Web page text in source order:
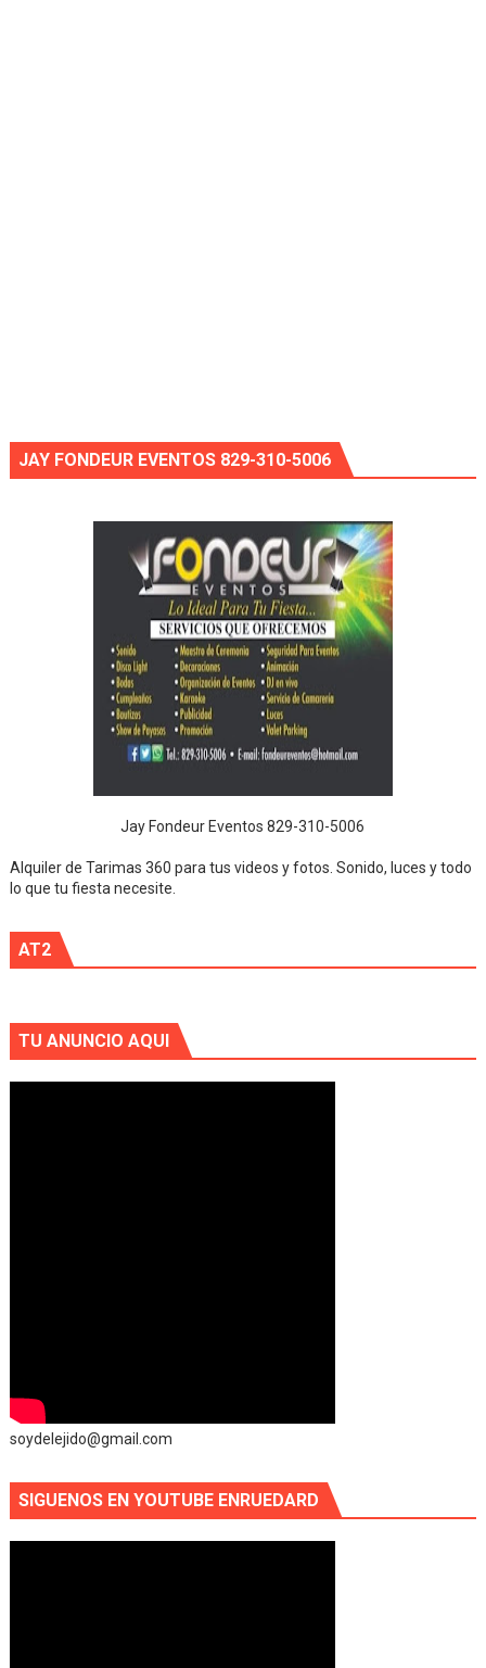
JAY FONDEUR EVENTOS 829-310-5006
Jay Fondeur Eventos 829-310-5006
Alquiler de Tarimas 360 para tus videos y fotos. Sonido, luces y todo
lo que tu fiesta necesite.
AT2
TU ANUNCIO AQUI
soydelejido@gmail.com
SIGUENOS EN YOUTUBE ENRUEDARD